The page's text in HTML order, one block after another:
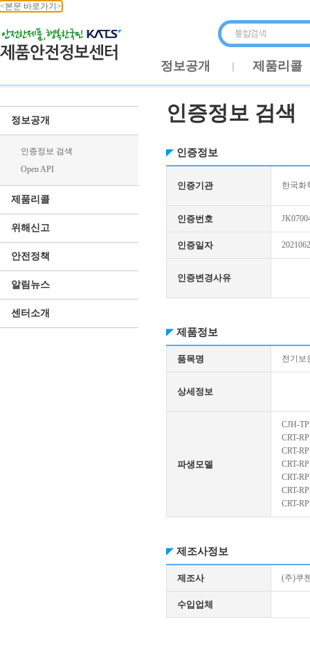
<본문 바로가기>
정보공개 제품리콜
정보공개
인증정보 검색
Open API
제품리콜
위해신고
안전정책
알림뉴스
센터소개
인증정보 검색
인증정보
인증기관 한국화
인증번호
인증일자
인증변경사유
제품정보
품목명 전기보
상세정보
파생모델
CJH-
CRT-
CRT-
CRT-
CRT-
CRT-
CRT-
제조사정보
제조사 (주)쿠
수입업체